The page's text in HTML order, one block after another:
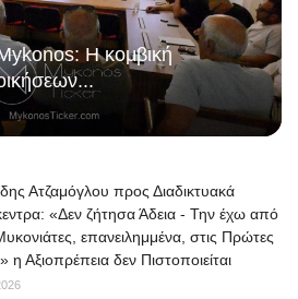
Η κομβική
Ατζαμόγλου προς Διαδικτυακά
«Δεν ζήτησα Άδεια - Την έχω από
επανειλημμένα, στις Πρώτες
η Αξιοπρέπεια δεν Πιστοποιείται